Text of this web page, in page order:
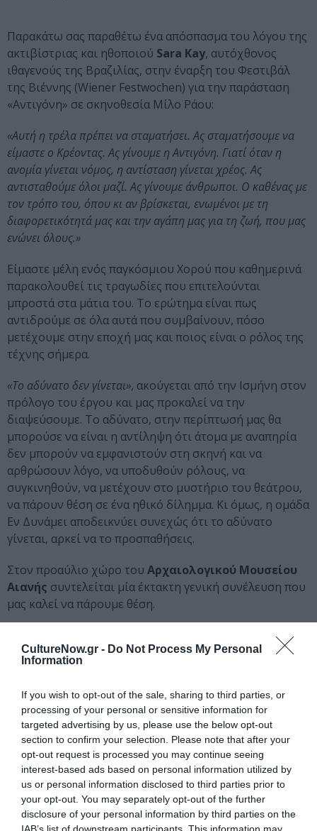
CultureNow.gr - Do Not Process My Personal
Information
If you wish to opt-out of the sale, sharing to third parties, or
processing of your personal or sensitive information for
targeted advertising by us, please use the below opt-out
section to confirm your selection. Please note that after your
opt-out request is processed you may continue seeing
interest-based ads based on personal information utilized by
us or personal information disclosed to third parties prior to
your opt-out. You may separately opt-out of the further
disclosure of your personal information by third parties on the
IAB’s list of downstream participants. This information may
Παρακάτω σας παραθέτω ένα απόσπασμα του λόγου της
ακτιβίστριας και ηθοποιού Sara Kay, αυτόχθονος
ιθαγενούς της Βραζιλίας, στην έναρξη του Φεστιβάλ
της Βιέννης (Wiener Festwochen) για την παράσταση
«Αντιγόνη» σε σκηνοθεσία Μίλο Ράου:
«Αυτή η τρέλα πρέπει να σταματήσει. Ας σταματήσουμε να
είμαστε ο Κρέοντας. Ας γίνουμε η Αντιγόνη. Γιατί όταν η
ανομία γίνεται νόμος, η αντίσταση γίνεται χρέος. Ας
αντισταθούμε όλοι μαζί. Ας γίνουμε άνθρωποι. Ο καθένας με
τον τρόπο του, όπου κι αν βρίσκεται, ενωμένοι με τη
διαφορετικότητά μας και την αγάπη μας για τη ζωή, που μας
ενώνει όλους.»
Είμαστε μέλη ενός παγκόσμιου Χορού που καθημερινά
παρακολουθεί τις τραγωδίες που επιτελούνται
μπροστά στα μάτια του. Το ερώτημα είναι πως
αντιδρούμε σε όλα αυτά που συμβαίνουν, πόσο
μετέχουμε στην εποχή μας και ποιος είναι ο ρόλος της
τέχνης σήμερα.
«Το αδύνατο δεν γίνεται», ακούγεται από την Ισμήνη στον
πρόλογο του έργου και μας προκαλεί να την
διαψεύσουμε. Το αδύνατο, στην περίπτωσή μας θα
μπορούσε να είναι η αντίληψη ότι άτομα με αναπηρία
δεν μπορούν να εμφανιστούν στη σκηνή και να
αρθρώσουν λόγο, να υποδυθούν ρόλους, να
συγκινηθούν, να μετέχουν στο μυστήριο του θεάτρου,
να πάρουν θέση σε ένα ηθικό δίλημμα. Κι όμως, η ομάδα
Εν Δυνάμει αποδεικνύει συνεχώς ότι το αδύνατο
γίνεται, αρκεί να το προσπαθήσεις.
Στον προαύλιο χώρο του Αρχαιολογικού Μουσείου
Αιανής συντελείται μία έκτακτη γενική συνέλευση που
μας καλεί να πάρουμε θέση.
Σοφίας
Αντωνίου, θα παρουσιαστεί για δύο μοναδικές παραστάσεις
στο Αρχαιολογικό Μουσείο Αιανής Κοζάνης, στις 9 και 10
του θεσμού του Υπουργείου Πολιτισμού «Όλη η Ελλάδα ένας
πολιτισμός». Η εκδήλωση προσφέρεται δωρεάν για το κοινό.
Διαβάστε επίσης:
Σχέδιο Αντιγόνη, από την Ομάδα Εν Δυνάμει στο
Αρχαιολογικό Μουσείο Αιανής
Ακολουθήστε το Culturenow.gr στο Google News